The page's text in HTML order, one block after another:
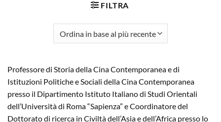
FILTRA
Professore di Storia della Cina Contemporanea e di
Istituzioni Politiche e Sociali della Cina Contemporanea
presso il Dipartimento Istituto Italiano di Studi Orientali
dell’Università di Roma “Sapienza” e Coordinatore del
Dottorato di ricerca in Civiltà dell’Asia e dell’Africa presso lo